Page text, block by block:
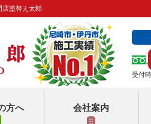
店塗替え太郎
受付
方へ 会社案内